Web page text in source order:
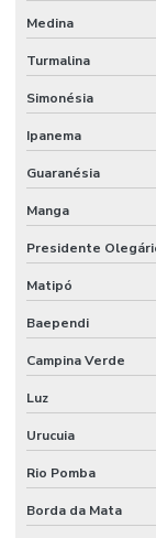
Medina
Turmalina
Simonésia
Ipanema
Guaranésia
Manga
Presidente
Matipó
Baependi
Campina Verde
Luz
Urucuia
Rio Pomba
Borda da Mata